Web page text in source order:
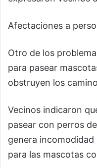
Afectaciones a
Otro de los
para pasear
obstruyen los
Vecinos indicaron
pasear con perros
genera
para las mascotas